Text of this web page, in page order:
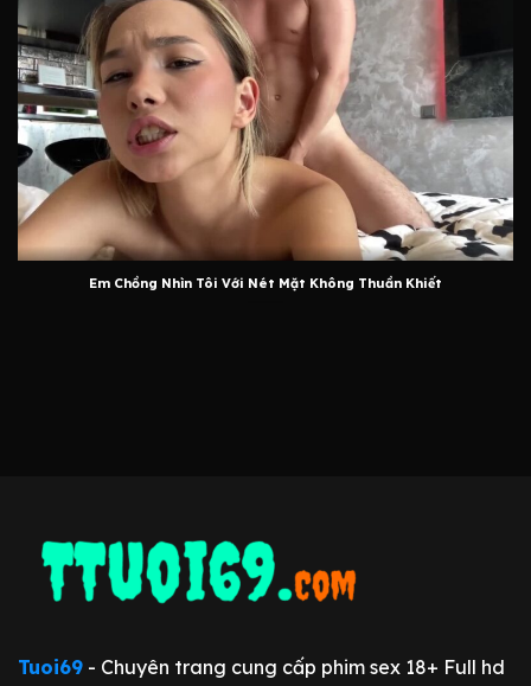
Em Chồng Nhìn Tôi Với Nét Mặt Không Thuần Khiết
Tuoi69 - Chuyên trang cung cấp phim sex 18+ Full hd